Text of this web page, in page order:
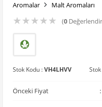
Aromalar Malt Aromaları
★★★★★ (0
Stok Kodu :VH4LHVV
Önceki Fiyat :